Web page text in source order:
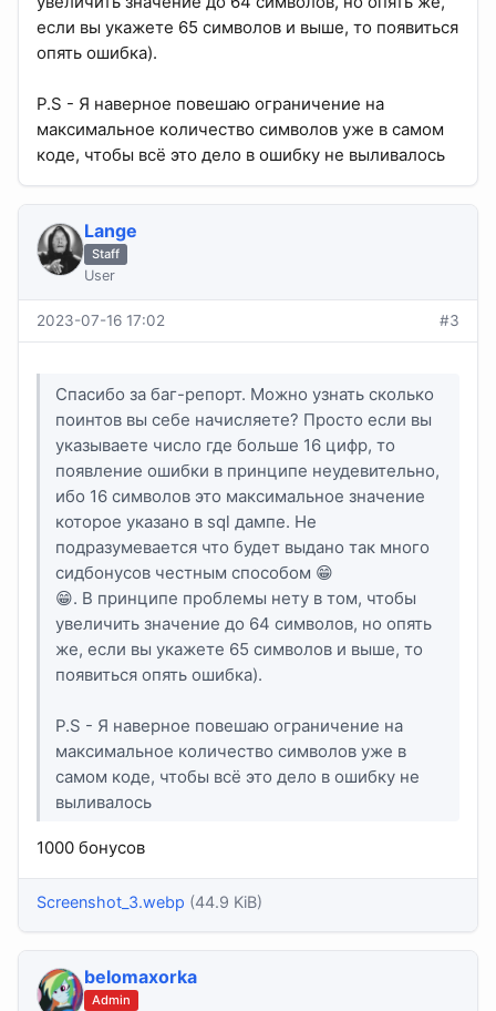
если вы укажете 65 символов и выше, то появиться
опять ошибка).
P.S - Я наверное повешаю ограничение на
максимальное количество символов уже в самом
коде, чтобы всё это дело в ошибку не выливалось
Lange
Staff
User
2023-07-16 17:02 #3
Спасибо за баг-репорт. Можно узнать сколько
поинтов вы себе начисляете? Просто если вы
указываете число где больше 16 цифр, то
появление ошибки в принципе неудевительно,
ибо 16 символов это максимальное значение
которое указано в sql дампе. Не
подразумевается что будет выдано так много
сидбонусов честным способом 😁
😁. В принципе проблемы нету в том, чтобы
увеличить значение до 64 символов, но опять
же, если вы укажете 65 символов и выше, то
появиться опять ошибка).
P.S - Я наверное повешаю ограничение на
максимальное количество символов уже в
самом коде, чтобы всё это дело в ошибку не
выливалось
1000 бонусов
Screenshot_3.webp (44.9 KiB)
belomaxorka
Admin